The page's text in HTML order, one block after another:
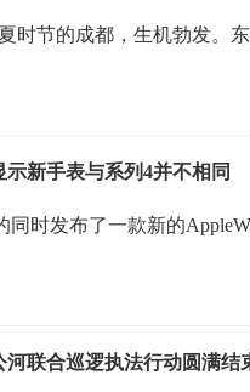
时节的成都，生机勃发。
新手表与系列4并不相同
同时发布了一款新的
河联合巡逻执法行动圆满结